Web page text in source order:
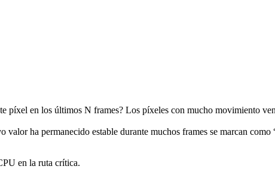
píxel en los últimos N frames? Los píxeles con mucho movimiento
ha permanecido estable durante muchos frames se marcan como
en la ruta crítica.